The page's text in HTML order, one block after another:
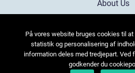
About Us
Contact
Sitemap
På vores website bruges cookies til
statistik og personalisering af
information deles med tredjepart. Ved
godkender du